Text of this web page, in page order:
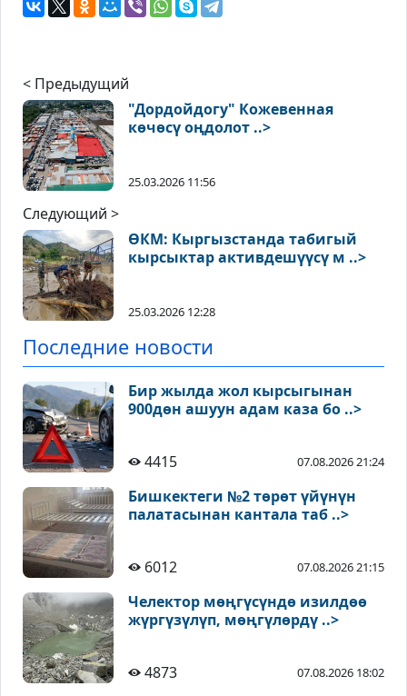
< Предыдущий
"Дордойдогу" Кожевенная
көчөсү оңдолот ..>
25.03.2026 11:56
Следующий >
ӨКМ: Кыргызстанда табигый
кырсыктар активдешүүсү м ..>
25.03.2026 12:28
Последние новости
Бир жылда жол кырсыгынан
900дөн ашуун адам каза бо ..>
4415 07.08.2026 21:24
Бишкектеги №2 төрөт үйүнүн
палатасынан кантала таб ..>
6012 07.08.2026 21:15
Челектор мөңгүсүндө изилдөө
жүргүзүлүп, мөңгүлөрдү ..>
4873 07.08.2026 18:02